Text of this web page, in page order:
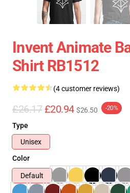
Invent Animate
Shirt RB1512
(4 customer reviews)
£26.17 £20.94 $26.50 -20%
Type
Unisex
Color
Default